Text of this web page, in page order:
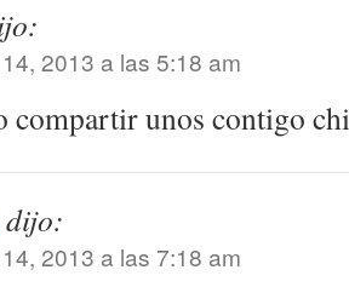
2013 a las 5:18 am
compartir unos contigo
dijo:
2013 a las 7:18 am